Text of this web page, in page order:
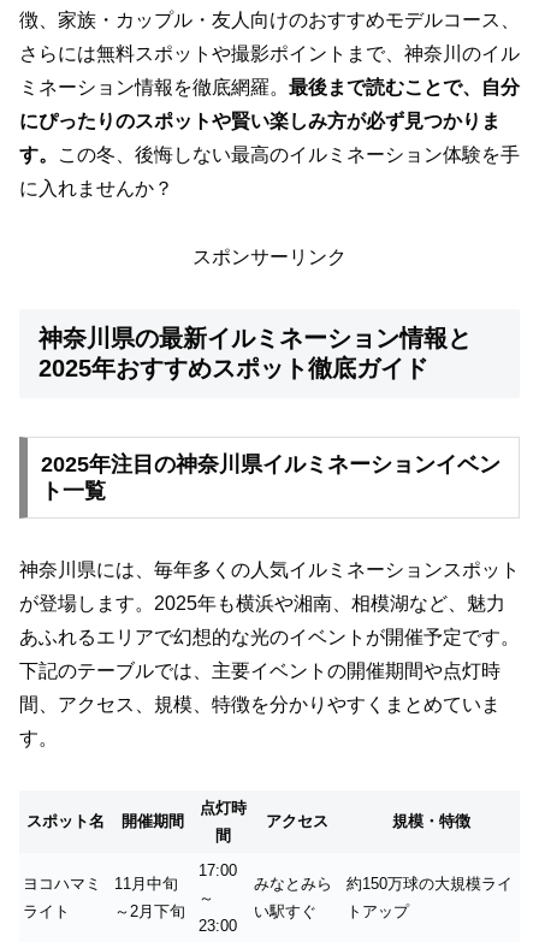
徴、家族・カップル・友人向けのおすすめモデルコース、
さらには無料スポットや撮影ポイントまで、神奈川のイル
ミネーション情報を徹底網羅。 最後まで読むことで、自分
にぴったりのスポットや賢い楽しみ方が必ず見つかりま
す。
この冬、後悔しない最高のイルミネーション体験を手
に入れませんか？
スポンサーリンク
神奈川県の最新イルミネーション情報と
2025年おすすめスポット徹底ガイド
2025年注目の神奈川県イルミネーションイベン
ト一覧
神奈川県には、毎年多くの人気イルミネーションスポット
が登場します。2025年も横浜や湘南、相模湖など、魅力
あふれるエリアで幻想的な光のイベントが開催予定です。
下記のテーブルでは、主要イベントの開催期間や点灯時
間、アクセス、規模、特徴を分かりやすくまとめていま
す。
スポット名 開催期間
点灯時
間
アクセス 規模・特徴
ヨコハマミ
ライト
11月中旬
～2月下旬
17:00
～
23:00
みなとみら
い駅すぐ
約150万球の大規模ライ
トアップ